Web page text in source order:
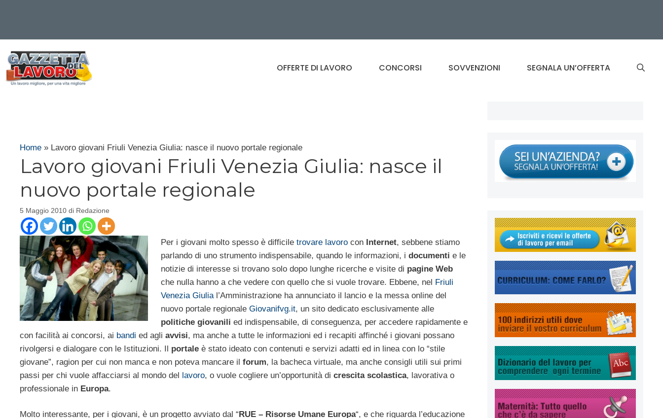
contenuto
OFFERTE DI LAVORO CONCORSI SOVVENZIONI SEGNALA UN’OFFERTA
Home » Lavoro giovani Friuli Venezia Giulia: nasce il nuovo portale regionale
Lavoro giovani Friuli Venezia Giulia: nasce il
nuovo portale regionale
5 Maggio 2010 di Redazione
Per i giovani molto spesso è difficile trovare lavoroconInternet, sebbene stiamo
parlando di uno strumento indispensabile, quando le informazioni, i documenti e le
notizie di interesse si trovano solo dopo lunghe ricerche e visite di pagine Web
che nulla hanno a che vedere con quello che si vuole trovare. Ebbene, nel Friuli
Venezia Giulial’Amministrazione ha annunciato il lancio e la messa online del
nuovo portale regionale Giovanifvg.it, un sito dedicato esclusivamente alle
politiche giovanili ed indispensabile, di conseguenza, per accedere rapidamente e
con facilità ai concorsi, ai bandi ed agli avvisi, ma anche a tutte le informazioni ed i recapiti affinché i giovani possano
rivolgersi e dialogare con le Istituzioni. Il portale è stato ideato con contenuti e servizi adatti ed in linea con lo “stile
giovane”, ragion per cui non manca e non poteva mancare il forum, la bacheca virtuale, ma anche consigli utili sui primi
passi per chi vuole affacciarsi al mondo del lavoro, o vuole cogliere un’opportunità di crescita scolastica, lavorativa o
professionale in Europa.
Molto interessante, per i giovani, è un progetto avviato dal “RUE – Risorse Umane Europa“, e che riguarda l’educazione